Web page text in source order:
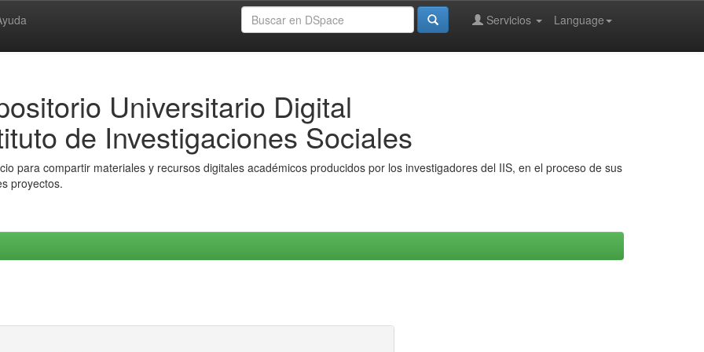
Language
Servicios
Universitario Digital
de Investigaciones Sociales
para compartir materiales y recursos digitales académicos producidos por los investigadores del IIS, en el proceso de sus
proyectos.